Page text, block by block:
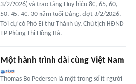
3/2/2026) và trao tặng Huy hiệu 80, 65, 60,
50, 45, 40, 30 năm tuổi Đảng, đợt 3/2/2026.
Tới dự có Phó Bí thư Thành ủy, Chủ tịch HĐND
TP Phùng Thị Hồng Hà.
Một hành trình dài cùng Việt Nam
Thomas Bo Pedersen là một trong số ít người